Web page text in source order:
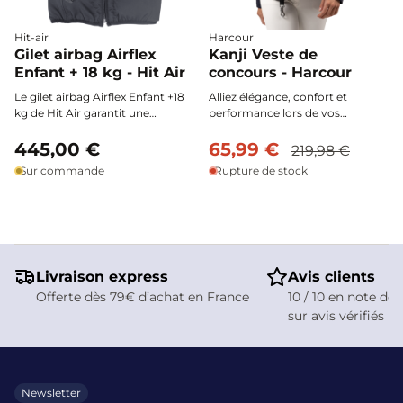
Hit-air
Gilet airbag Airflex
Enfant + 18 kg - Hit Air
Le gilet airbag Airflex Enfant +18
kg de Hit Air garantit une
colonne vertébrale, du thorax, de
l’abdomen et des cervicales
grâce à son célèbre collier
il associe sécurité certifiée et
monter à cheval en toute
confiance.
445,00 €
Sur commande
Harcour
Kanji Veste de
concours - Harcour
Alliez élégance, confort et
performance lors de vos
concours Kanji de Harcour. Sa
coupe moderne en tissu stretch
vous garantit une liberté de
Ouraye HIT AIR pour une
65,99 € 219,98 €
Rupture de stock
Livraison express
Offerte dès 79€ d’achat en France
Avis clients
10 / 10 en note
sur avis vérifiés
Newsletter